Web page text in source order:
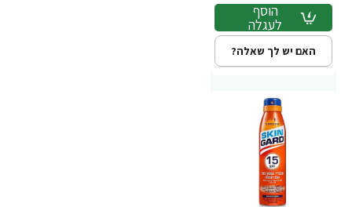
הוסף
לעגלה
האם יש לך שאלה?